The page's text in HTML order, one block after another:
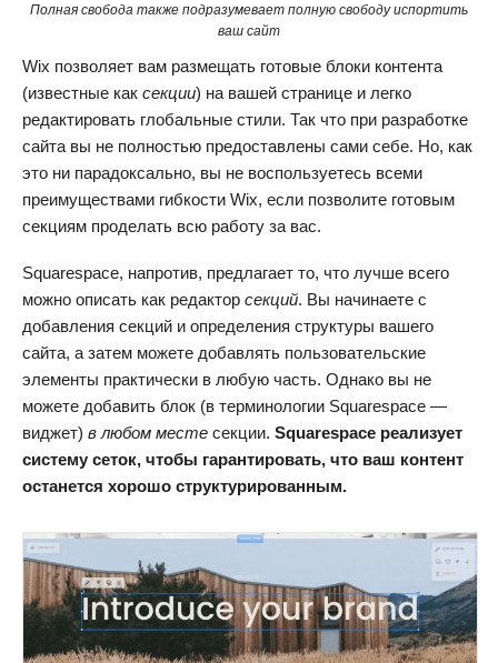
Полная свобода также подразумевает полную свободу испортить
ваш сайт
Wix позволяет вам размещать готовые блоки контента
(известные как секции) на вашей странице и легко
редактировать глобальные стили. Так что при разработке
сайта вы не полностью предоставлены сами себе. Но, как
это ни парадоксально, вы не воспользуетесь всеми
преимуществами гибкости Wix, если позволите готовым
секциям проделать всю работу за вас.
Squarespace, напротив, предлагает то, что лучше всего
можно описать как редактор секций. Вы начинаете с
добавления секций и определения структуры вашего
сайта, а затем можете добавлять пользовательские
элементы практически в любую часть. Однако вы не
можете добавить блок (в терминологии Squarespace —
виджет) в любом месте секции. Squarespace реализует
систему сеток, чтобы гарантировать, что ваш контент
останется хорошо структурированным.